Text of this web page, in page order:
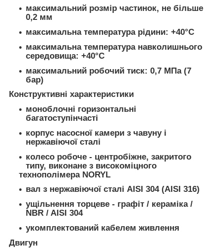
максимальний розмір частинок, не більше
0,2 мм
максимальна температура рідини: +40°С
максимальна температура навколишнього
середовища: +40°С
максимальний робочий тиск: 0,7 МПа (7
бар)
Конструктивні характеристики
моноблочні горизонтальні
багатоступінчасті
корпус насосної камери з чавуну і
нержавіючої сталі
колесо робоче - центробіжне, закритого
типу, виконане з високоміцного
технополімера NORYL
вал з нержавіючої сталі AISI 304 (AISI 316)
ущільнення торцеве - графіт / кераміка /
NBR / AISI 304
укомплектований кабелем живлення
Двигун